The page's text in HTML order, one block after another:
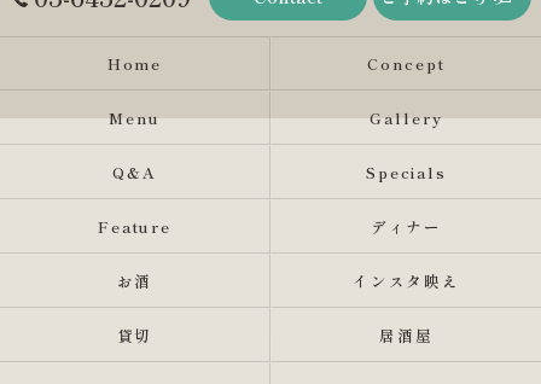
Home Concept
Menu Gallery
Q&A Specials
Feature ディナー
お酒 インスタ映え
貸切 居酒屋